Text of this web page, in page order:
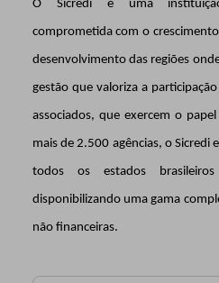
O Sicredi é uma
comprometida com o
desenvolvimento das regiões
gestão que valoriza a
associados, que exercem o
mais de 2.500 agências, o Sicredi
todos os estados
disponibilizando uma gama
não financeiras.